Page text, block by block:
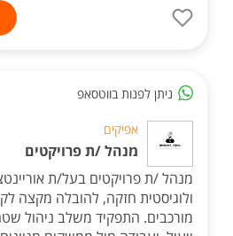
ניתן לפנות בווטסאפ
אפיקים
מנהל /ת פרויקטים
מנהל /ת פרויקטים בעל/ת
ולוגיסטית חזקה, להובלה מקצה
מורכבים. התפקיד משלב ניהול